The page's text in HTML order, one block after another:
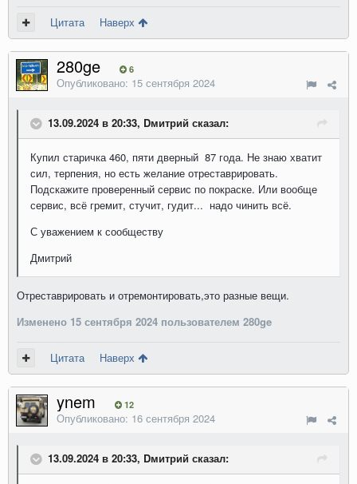
Цитата Наверх
280ge 6
Опубликовано: 15 сентября 2024
13.09.2024 в 20:33, Dмитрий сказал:
Купил старичка 460, пяти дверный 87 года. Не знаю хватит
сил, терпения, но есть желание отреставрировать.
Подскажите проверенный сервис по покраске. Или вообще
сервис, всё гремит, стучит, гудит... надо чинить всё.
С уважением к сообществу
Дмитрий
Отреставрировать и отремонтировать,это разные вещи.
Изменено 15 сентября 2024 пользователем 280ge
Цитата Наверх
ynem 12
Опубликовано: 16 сентября 2024
13.09.2024 в 20:33, Dмитрий сказал: